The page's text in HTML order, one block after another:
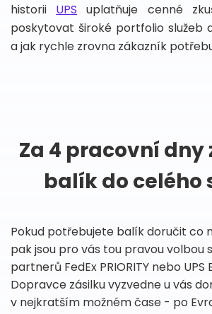
historii UPS uplatňuje cenné
poskytovat široké portfolio služeb
a jak rychle zrovna zákazník
Za 4 pracovní dny
balík do celého
Pokud potřebujete balík doručit co
pak jsou pro vás tou pravou volbou
partnerů FedEx PRIORITY nebo UPS
Dopravce zásilku vyzvedne u vás
v nejkratším možném čase - po